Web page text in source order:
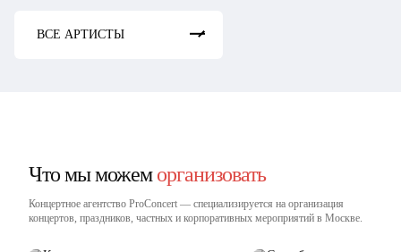
ВСЕ АРТИСТЫ
Что мы можеморганизовать
Концертное агентство ProConcert — cпециализируется на организация
концертов, праздников, частных и корпоративных мероприятий в Москве.